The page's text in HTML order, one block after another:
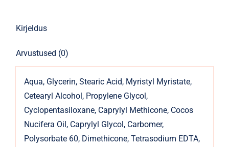
Kirjeldus
Arvustused (0)
Aqua, Glycerin, Stearic Acid, Myristyl Myristate,
Cetearyl Alcohol, Propylene Glycol,
Cyclopentasiloxane, Caprylyl Methicone, Cocos
Nucifera Oil, Caprylyl Glycol, Carbomer,
Polysorbate 60, Dimethicone, Tetrasodium EDTA,